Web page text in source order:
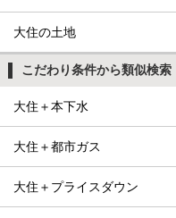
大住の土地
こだわり条件から類似検索
大住＋本下水
大住＋都市ガス
大住＋プライスダウン